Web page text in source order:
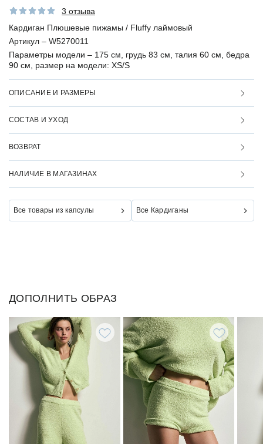
3 отзыва
Кардиган Плюшевые пижамы / Fluffy лаймовый
Артикул – W5270011
Параметры модели – 175 см, грудь 83 см, талия 60 см, бедра
90 см, размер на модели: XS/S
ОПИСАНИЕ И РАЗМЕРЫ
СОСТАВ И УХОД
ВОЗВРАТ
НАЛИЧИЕ В МАГАЗИНАХ
Все товары из капсулы Все Кардиганы
ДОПОЛНИТЬ ОБРАЗ